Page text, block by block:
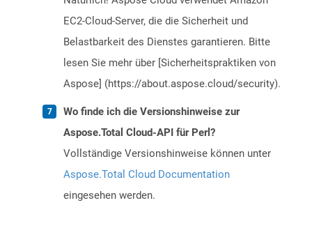
EC2-Cloud-Server, die die Sicherheit und
Belastbarkeit des Dienstes garantieren. Bitte
lesen Sie mehr über [Sicherheitspraktiken von
Aspose] (https://about.aspose.cloud/security).
Wo finde ich die Versionshinweise zur
Aspose.Total Cloud-API für Perl?
Vollständige Versionshinweise können unter
Aspose.Total Cloud Documentation
eingesehen werden.